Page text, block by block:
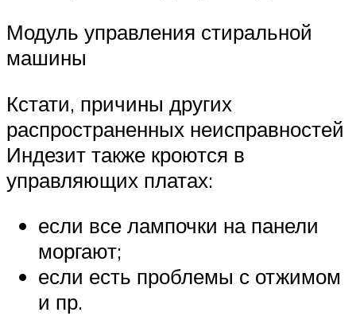
Модуль управления стиральной
машины
Кстати, причины других
распространенных неисправностей
Индезит также кроются в
управляющих платах:
если все лампочки на панели
моргают;
если есть проблемы с отжимом
и пр.